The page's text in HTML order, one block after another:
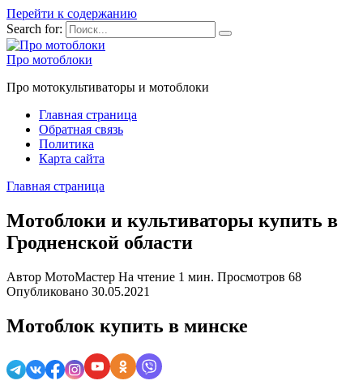
Перейти к содержанию
Search for:
Про мотоблоки
Про мотокультиваторы и мотоблоки
Главная страница
Обратная связь
Политика
Карта сайта
Главная страница
Мотоблоки и культиваторы купить в
Гродненской области
Автор МотоМастер На чтение 1 мин. Просмотров 68
Опубликовано 30.05.2021
Мотоблок купить в минске